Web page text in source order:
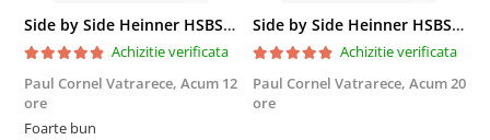
Side by Side Heinner HSBS-HM439NFINVDGWDE++, Total No Frost, Compresor Inverter, Dozator Apa, Display Touch LED, 439 L, Clasa E, Gri Antracit Texturat
Achizitie verificata
Paul Cornel Vatrarece, Acum 12
ore
Foarte bun
Side by Side Heinner HSBS-HM439NFINVDGWDE++, Total No Frost, Compresor Inverter, Dozator Apa, Display Touch LED, 439 L, Clasa E, Gri Antracit Texturat
Achizitie verificata
Paul Cornel Vatrarece, Acum 20
ore